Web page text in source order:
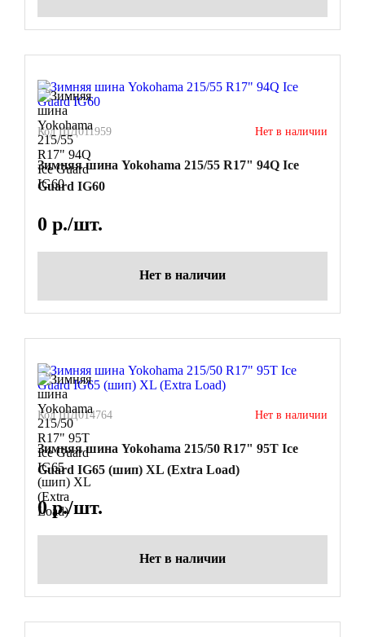
Код ШД011959 Нет в наличии
Зимняя шина Yokohama 215/55 R17" 94Q Ice
Guard IG60
0 р./шт.
Нет в наличии
Код ШД014764 Нет в наличии
Зимняя шина Yokohama 215/50 R17" 95T Ice
Guard IG65 (шип) XL (Extra Load)
0р./шт.
Нет в наличии